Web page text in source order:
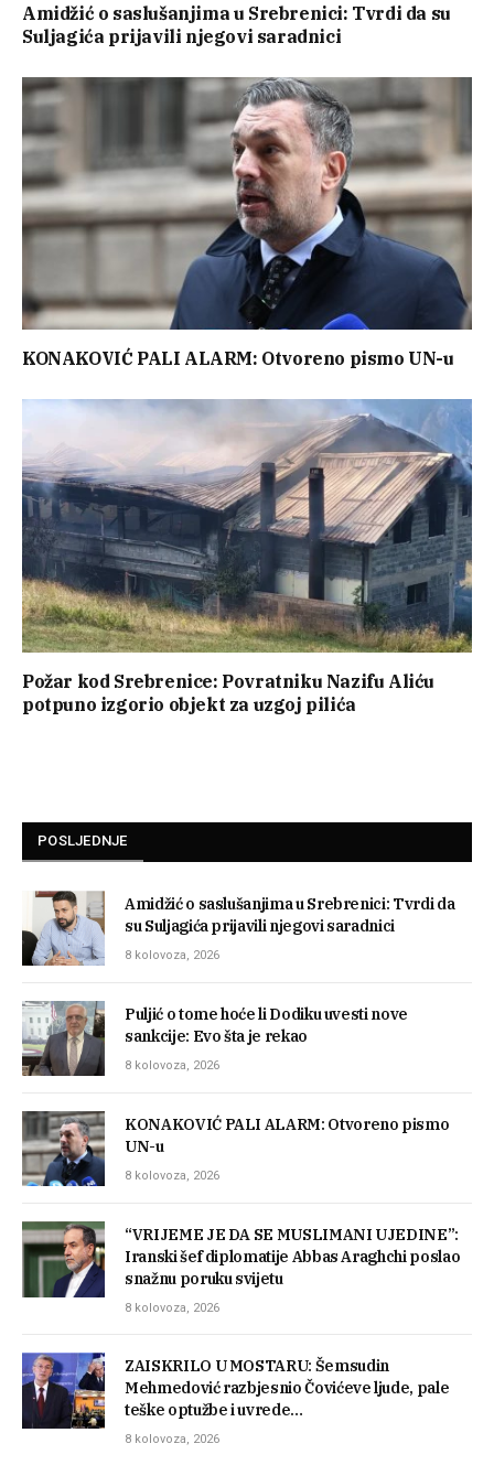
Amidžić o saslušanjima u Srebrenici: Tvrdi da su
Suljagića prijavili njegovi saradnici
KONAKOVIĆ PALI ALARM: Otvoreno pismo UN-u
Požar kod Srebrenice: Povratniku Nazifu Aliću
potpuno izgorio objekt za uzgoj pilića
POSLJEDNJE
Amidžić o saslušanjima u Srebrenici: Tvrdi da
su Suljagića prijavili njegovi saradnici
8 kolovoza, 2026
Puljić o tome hoće li Dodiku uvesti nove
sankcije: Evo šta je rekao
8 kolovoza, 2026
KONAKOVIĆ PALI ALARM: Otvoreno pismo
UN-u
8 kolovoza, 2026
“VRIJEME JE DA SE MUSLIMANI UJEDINE”:
Iranski šef diplomatije Abbas Araghchi poslao
snažnu poruku svijetu
8 kolovoza, 2026
ZAISKRILO U MOSTARU: Šemsudin
Mehmedović razbjesnio Čovićeve ljude, pale
teške optužbe i uvrede…
8 kolovoza, 2026